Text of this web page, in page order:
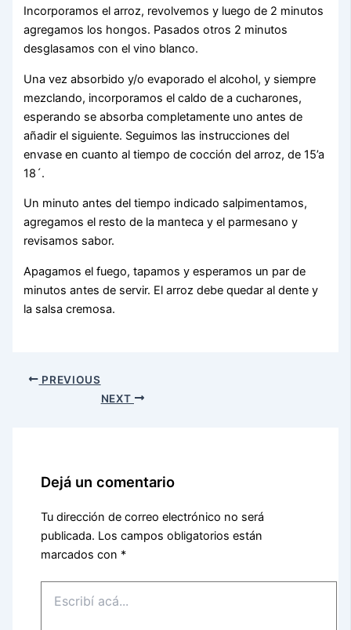
Incorporamos el arroz, revolvemos y luego de 2 minutos
agregamos los hongos. Pasados otros 2 minutos
desglasamos con el vino blanco.
Una vez absorbido y/o evaporado el alcohol, y siempre
mezclando, incorporamos el caldo de a cucharones,
esperando se absorba completamente uno antes de
añadir el siguiente. Seguimos las instrucciones del
envase en cuanto al tiempo de cocción del arroz, de 15’a
18´.
Un minuto antes del tiempo indicado salpimentamos,
agregamos el resto de la manteca y el parmesano y
revisamos sabor.
Apagamos el fuego, tapamos y esperamos un par de
minutos antes de servir. El arroz debe quedar al dente y
la salsa cremosa.
PREVIOUS
NEXT
Dejá un comentario
Tu dirección de correo electrónico no será
publicada. Los campos obligatorios están
marcados con *
acá...